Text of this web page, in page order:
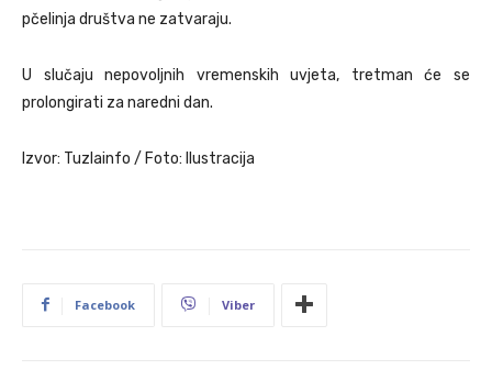
pčelinja društva ne zatvaraju.
U slučaju nepovoljnih vremenskih uvjeta, tretman će se
prolongirati za naredni dan.
Izvor: Tuzlainfo / Foto: Ilustracija
Facebook Viber